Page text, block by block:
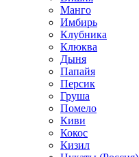
Манго
Имбирь
Клубника
Клюква
Дыня
Папайя
Персик
Груша
Помело
Киви
Кокос
Кизил